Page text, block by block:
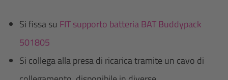
Si fissa su FIT supporto batteria BAT Buddypack
501805
Si collega alla presa di ricarica tramite un cavo di